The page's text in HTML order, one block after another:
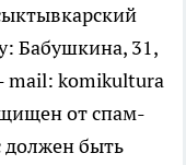
Бабушкина, 31,
mail: komikultura
от спам-
должен быть